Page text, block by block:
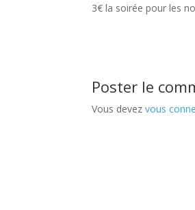
3€ la soirée pour les
Poster le
Vous devezvous